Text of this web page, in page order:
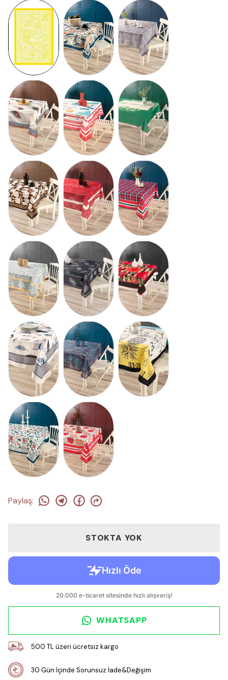
Paylaş:
STOKTA YOK
WHATSAPP
500 TL üzeri ücretsiz kargo
30 Gün İçinde Sorunsuz İade&Değişim